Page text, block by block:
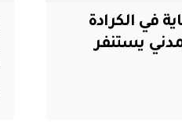
في الكرادة
يستنفر